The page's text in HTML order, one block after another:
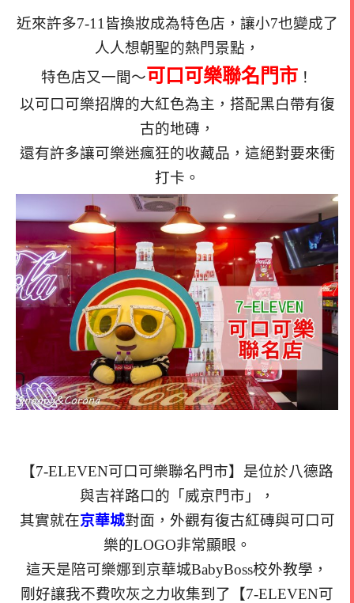
近來許多7-11皆換妝成為特色店，讓小7也變成了
人人想朝聖的熱門景點，
特色店又一間～可口可樂聯名門市 ！
以可口可樂招牌的大紅色為主，搭配黑白帶有復
古的地磚，
還有許多讓可樂迷瘋狂的收藏品，這絕對要來衝
打卡。
【7-ELEVEN可口可樂聯名門市】是位於八德路
與吉祥路口的「威京門市」，
其實就在京華城對面，外觀有復古紅磚與可口可
樂的LOGO非常顯眼。
這天是陪可樂娜到京華城BabyBoss校外教學，
剛好讓我不費吹灰之力收集到了【7-ELEVEN可